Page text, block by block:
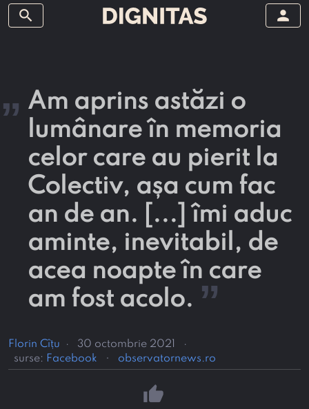
search person
„ Am aprins astăzi o
lumânare în memoria
celor care au pierit la
Colectiv, așa cum fac
an de an. [...] îmi aduc
aminte, inevitabil, de
acea noapte în care
am fost acolo. ”
Florin Cîțu · 30 octombrie 2021
·
surse: Facebook observatornews.ro
thumb_up